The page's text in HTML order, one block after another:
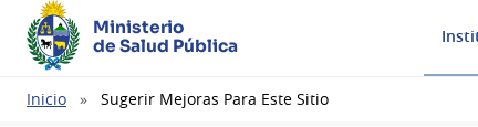
Ministerio
de Salud Pública
Ruta
Inicio Sugerir Mejoras Para Este Sitio